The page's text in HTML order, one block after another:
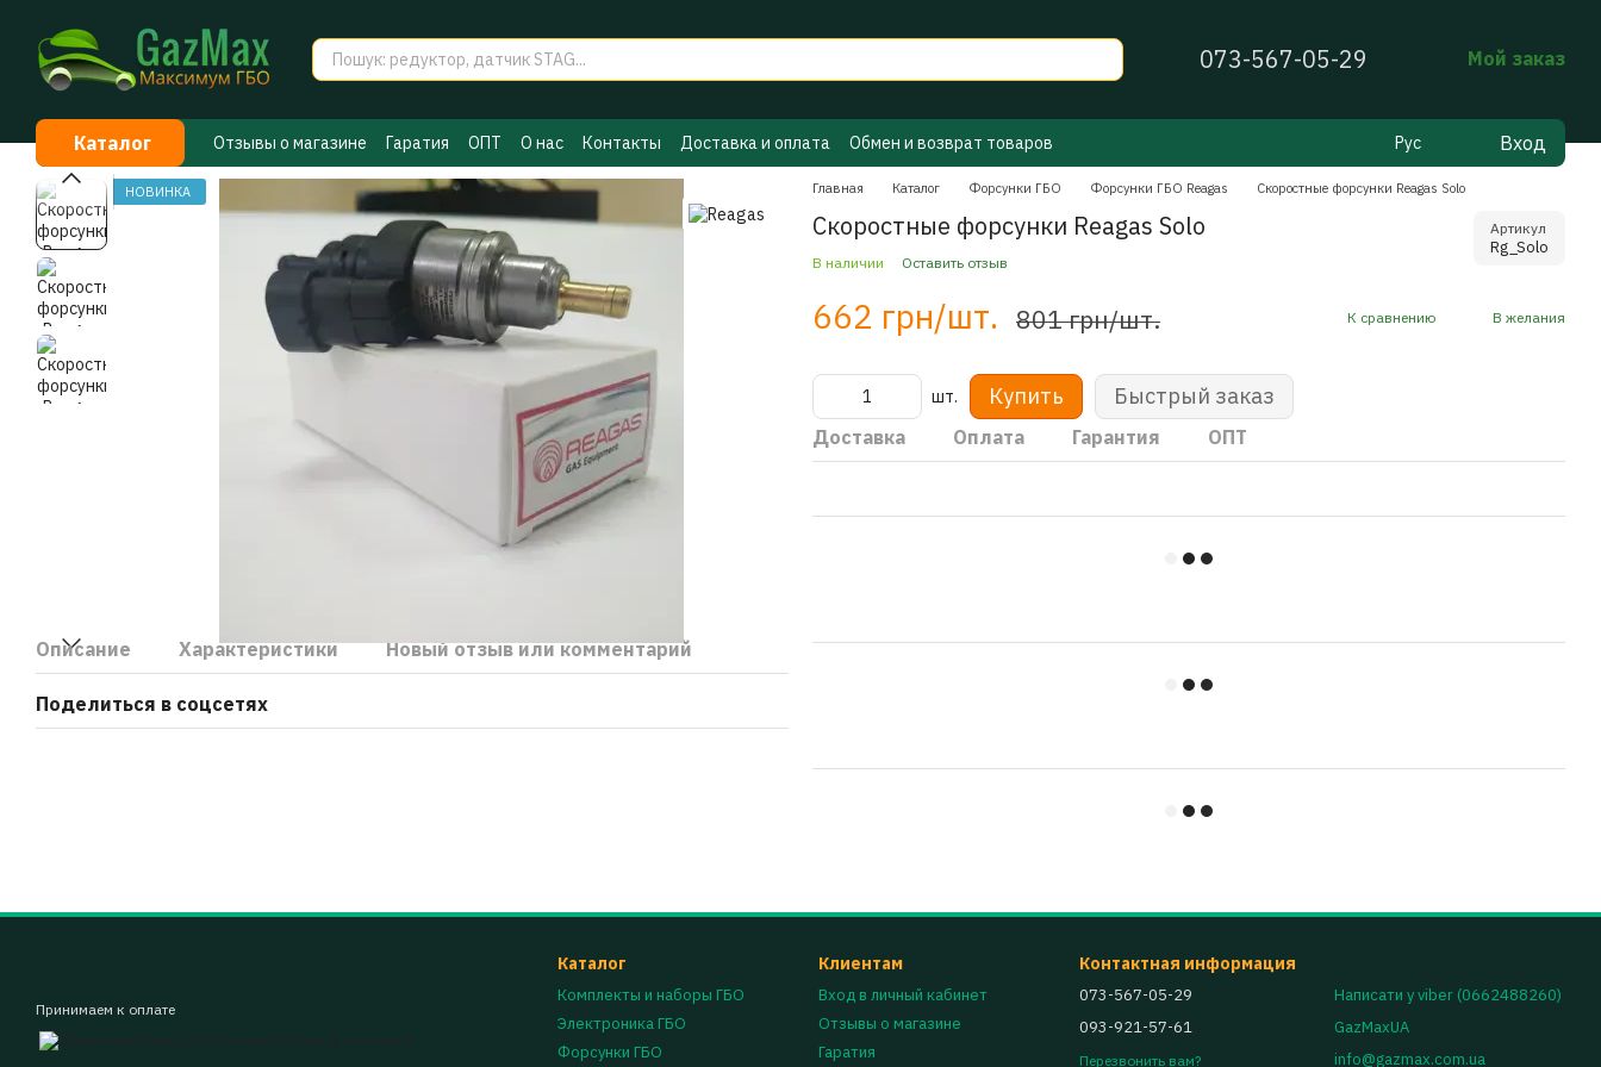
073-567-05-29 Мой заказ
Каталог Отзывы о магазине Гаратия ОПТ О нас Контакты Доставка и оплата
Обмен и возврат товаров
Договор публичной оферты
Секреты ГБО Политика конфиденциальности Бренды
Рус Вход
НОВИНКА
Описание Характеристики Новый отзыв или комментарий
Поделиться в соцсетях
Главная Каталог Форсунки ГБО Форсунки ГБО Reagas Скоростные форсунки Reagas Solo
Скоростные форсунки Reagas Solo Артикул
Rg_Solo
В наличии Оставить отзыв
662 грн/шт. 801 грн/шт. К сравнению В желания
шт. Купить Быстрый заказ
Доставка Оплата Гарантия ОПТ
Принимаем к оплате
Каталог
Комплекты и наборы ГБО
Электроника ГБО
Форсунки ГБО
Клиентам
Вход в личный кабинет
Отзывы о магазине
Гаратия
Контактная информация
073-567-05-29
093-921-57-61
Перезвонить вам?
Написати у viber (0662488260)
GazMaxUA
info@gazmax.com.ua